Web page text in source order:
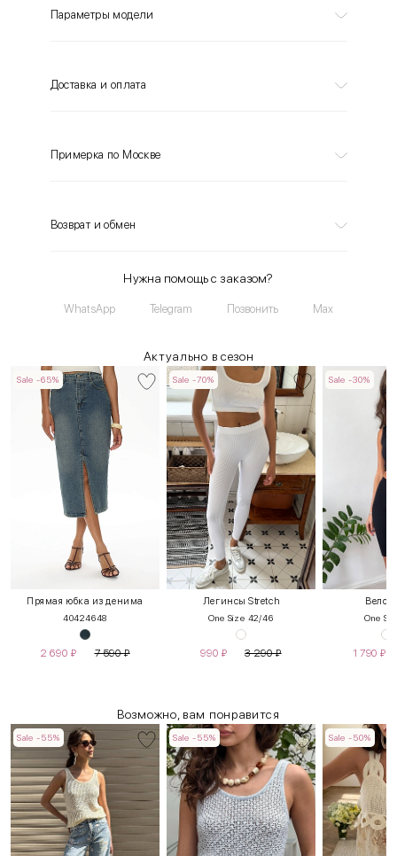
Параметры модели
Доставка и оплата
Примерка по Москве
Возврат и обмен
Нужна помощь с заказом?
WhatsApp Telegram Позвонить Max
Актуально в сезон
Sale -65%
Прямая юбка из денима
40424648
2 690 ₽ 7 590₽
Sale -70%
Легинсы Stretch
One Size 42/46
990 ₽ 3 290₽
Sale -30%
One
1 790 ₽
Возможно, вам понравится
Sale -55% Sale -55% Sale -50%